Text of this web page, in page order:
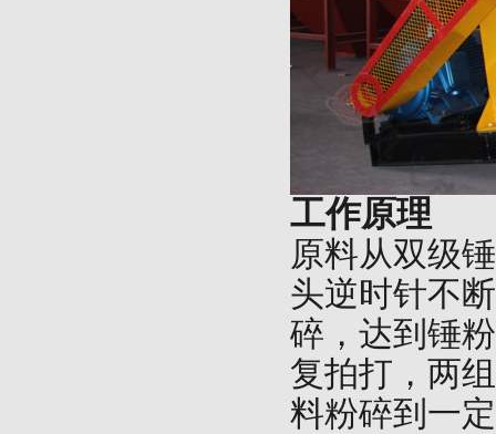
工作原理
原料从双级
头逆时针不
碎，达到锤
复拍打，两
料粉碎到一